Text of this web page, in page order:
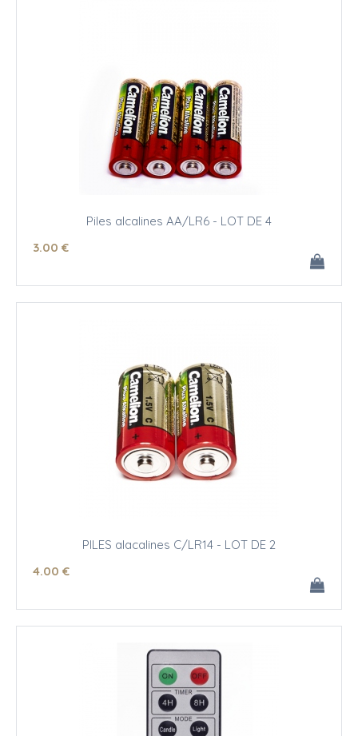
Piles alcalines AA/LR6 - LOT DE 4
3.00 €
PILES alacalines C/LR14 - LOT DE 2
4.00 €